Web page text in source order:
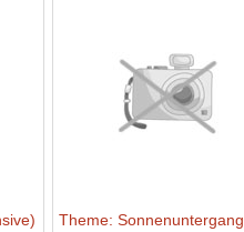
Theme: Sonnenuntergang